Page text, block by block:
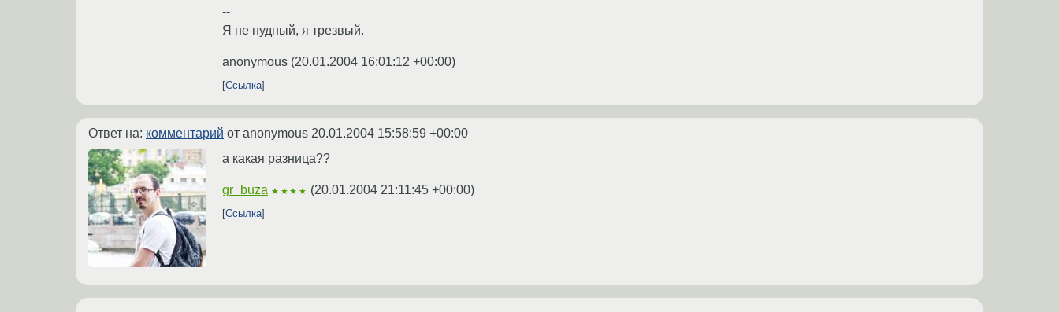
--
Я не нудный, я трезвый.
anonymous (20.01.2004 16:01:12 +00:00)
Ссылка
Ответ на: комментарий от anonymous 20.01.2004 15:58:59 +00:00
а какая разница??
gr_buza ★★★★ (20.01.2004 21:11:45 +00:00)
Ссылка